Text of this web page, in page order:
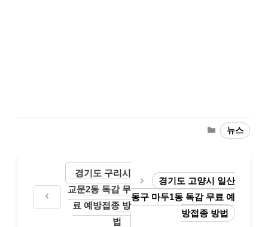
Categories
뉴스
경기도 구리시
교문2동 독감 무
료 예방접종 방
법
경기도 고양시 일산
동구 마두1동 독감 무료 예
방접종 방법